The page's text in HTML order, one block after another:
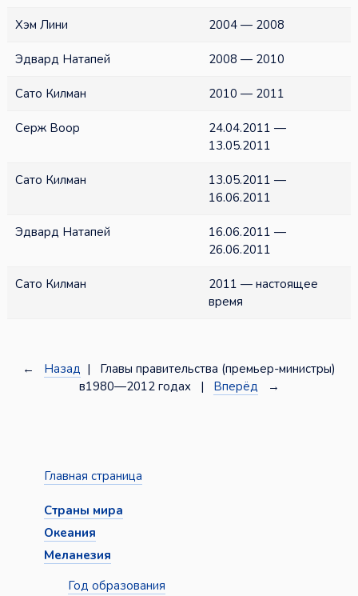
Хэм Лини 2004 — 2008
Эдвард Натапей 2008 — 2010
Сато Килман 2010 — 2011
Серж Воор
24.04.2011 —
13.05.2011
Сато Килман
13.05.2011 —
16.06.2011
Эдвард Натапей
16.06.2011 —
26.06.2011
Сато Килман
2011 — настоящее
время
← Назад | Главы правительства (премьер-министры)
в1980—2012 годах | Вперёд →
Главная страница
Страны мира
Океания
Меланезия
Год образования